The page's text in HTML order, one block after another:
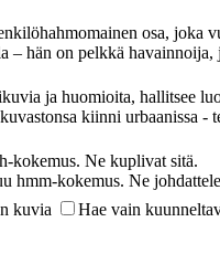
osa, joka
– hän on pelkkä havainnoija,
ja huomioita, hallitsee
kiinni urbaanissa -
kokemus. Ne kuplivat sitä.
hmm-kokemus. Ne
kuvia Hae vain